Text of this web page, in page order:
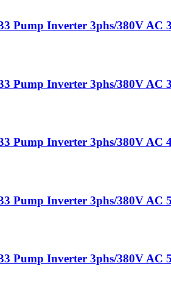
Pump Inverter 3phs/380V AC
Pump Inverter 3phs/380V AC
Pump Inverter 3phs/380V AC
Pump Inverter 3phs/380V AC
Pump Inverter 3phs/380V AC